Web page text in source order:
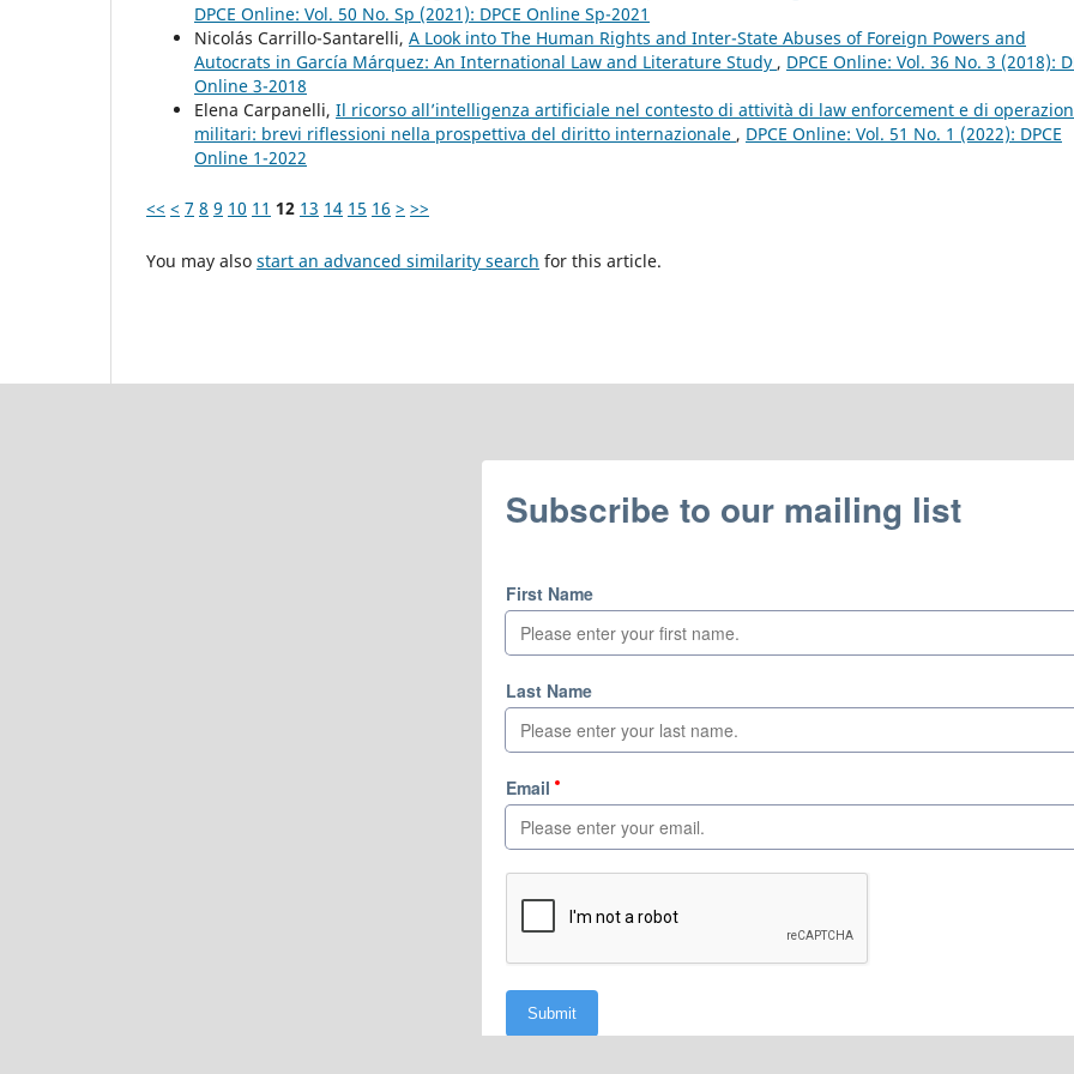
DPCE Online: Vol. 50 No. Sp (2021): DPCE Online Sp-2021
Nicolás Carrillo-Santarelli, A Look into The Human Rights and Inter-State Abuses of Foreign Powers and
Autocrats in García Márquez: An International Law and Literature Study , DPCE Online: Vol. 36 No. 3 (2018):
Online 3-2018
Elena Carpanelli, Il ricorso all’intelligenza artificiale nel contesto di attività di law enforcement e di
militari: brevi riflessioni nella prospettiva del diritto internazionale , DPCE Online: Vol. 51 No. 1 (2022): DPCE
Online 1-2022
<< < 7 8 9 10 11 12 13 14 15 16 > >>
You may also start an advanced similarity search for this article.